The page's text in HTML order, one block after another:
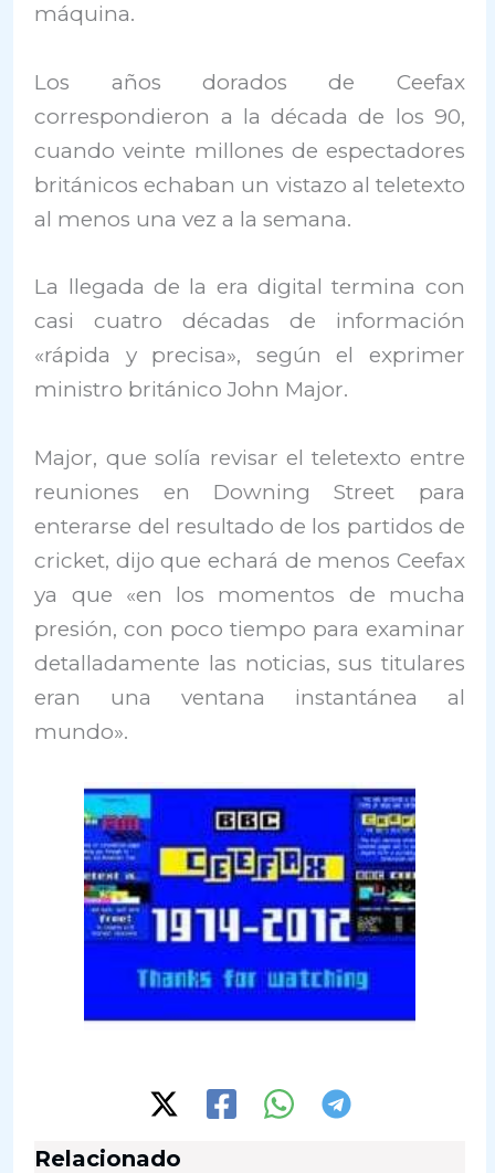
máquina.
Los años dorados de Ceefax
correspondieron a la década de los 90,
cuando veinte millones de espectadores
británicos echaban un vistazo al teletexto
al menos una vez a la semana.
La llegada de la era digital termina con
casi cuatro décadas de información
«rápida y precisa», según el exprimer
ministro británico John Major.
Major, que solía revisar el teletexto entre
reuniones en Downing Street para
enterarse del resultado de los partidos de
cricket, dijo que echará de menos Ceefax
ya que «en los momentos de mucha
presión, con poco tiempo para examinar
detalladamente las noticias, sus titulares
eran una ventana instantánea al
mundo».
Relacionado